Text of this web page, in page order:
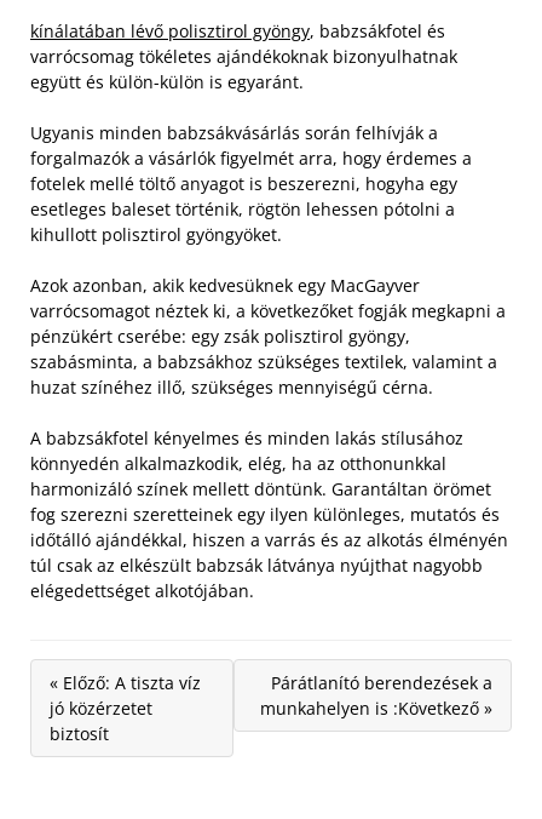
kínálatában lévő polisztirol gyöngy, babzsákfotel és
varrócsomag tökéletes ajándékoknak bizonyulhatnak
együtt és külön-külön is egyaránt.
Ugyanis minden babzsákvásárlás során felhívják a
forgalmazók a vásárlók figyelmét arra, hogy érdemes a
fotelek mellé töltő anyagot is beszerezni, hogyha egy
esetleges baleset történik, rögtön lehessen pótolni a
kihullott polisztirol gyöngyöket.
Azok azonban, akik kedvesüknek egy MacGayver
varrócsomagot néztek ki, a következőket fogják megkapni a
pénzükért cserébe: egy zsák polisztirol gyöngy,
szabásminta, a babzsákhoz szükséges textilek, valamint a
huzat színéhez illő, szükséges mennyiségű cérna.
A babzsákfotel kényelmes és minden lakás stílusához
könnyedén alkalmazkodik, elég, ha az otthonunkkal
harmonizáló színek mellett döntünk. Garantáltan örömet
fog szerezni szeretteinek egy ilyen különleges, mutatós és
időtálló ajándékkal, hiszen a varrás és az alkotás élményén
túl csak az elkészült babzsák látványa nyújthat nagyobb
elégedettséget alkotójában.
« Előző: A tiszta víz
jó közérzetet
biztosít
Párátlanító berendezések a
munkahelyen is :Következő »